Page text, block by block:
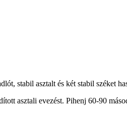
stabil asztalt és két stabil széket
asztali evezést. Pihenj 60-90